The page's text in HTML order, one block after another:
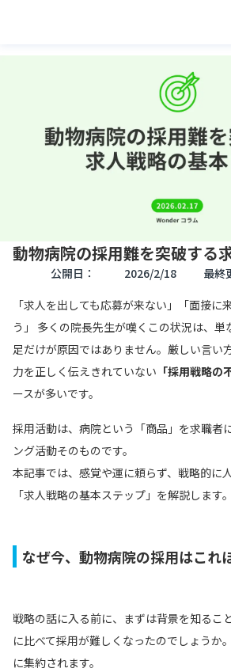
動物病院の採用難を突破する
公開日： 2026/2/18 最終
「求人を出しても応募が来ない」「面接に
う」 多くの院長先生が嘆くこの状況は、
足だけが原因ではありません。厳しい言い
力を正しく伝えきれていない 「採用戦略の
ースが多いです。
採用活動は、病院という「商品」を求職者
ング活動そのものです。
本記事では、感覚や運に頼らず、戦略的に
「求人戦略の基本ステップ」を解説します。
なぜ今、動物病院の採用はこれ
戦略の話に入る前に、まずは背景を知るこ
に比べて採用が難しくなったのでしょうか
に集約されます。